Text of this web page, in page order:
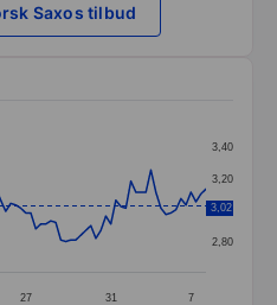
Saxos tilbud
categories.
values. Data
27 31 7
2,80
3,00
3,20
3,40
3,02